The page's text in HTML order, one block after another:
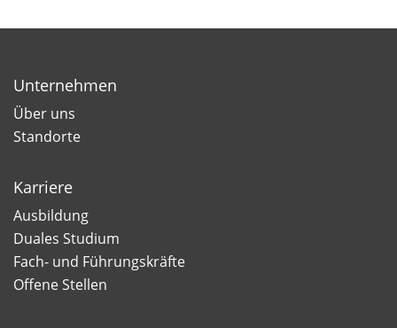
Unternehmen
Über uns
Standorte
Karriere
Ausbildung
Duales Studium
Fach- und Führungskräfte
Offene Stellen